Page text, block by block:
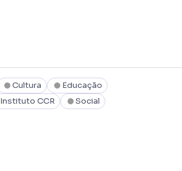
Cultura
Educação
Instituto CCR Social